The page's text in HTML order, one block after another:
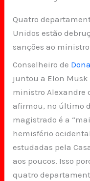
Quatro
Unidos estão
sanções ao
Conselheiro de
juntou a Elon
ministro Alexandre
afirmou, no último
magistrado é a
hemisfério
estudadas pela
aos poucos. Isso
quatro